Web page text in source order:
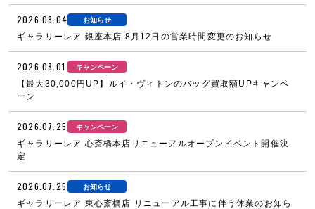
2026.08.04 お知らせ
ギャラリーレア 銀座本店 8月12日の営業時間変更のお知らせ
2026.08.01 キャンペーン
【最大30,000円UP】ルイ・ヴィトンのバッグ買取額UPキャンペ
ーン
2026.07.25 キャンペーン
ギャラリーレア 心斎橋本店リニューアルオープンイベント開催決
定
2026.07.25 お知らせ
ギャラリーレア 東心斎橋店 リニューアル工事に伴う休業のお知ら